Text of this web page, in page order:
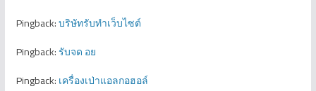
Pingback:บริษัทรับทำเว็บไซต์
Pingback:รับจด อย
Pingback:เครื่องเป่าแอลกอฮอล์